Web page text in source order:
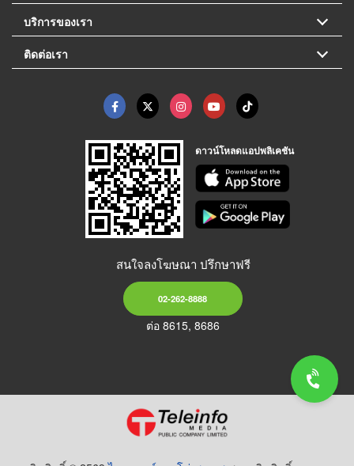
บริการของเรา
ติดต่อเรา
ดาวน์โหลดแอปพลิเคชัน
สนใจลงโฆษณา ปรึกษาฟรี
02-262-8888
ต่อ 8615, 8686